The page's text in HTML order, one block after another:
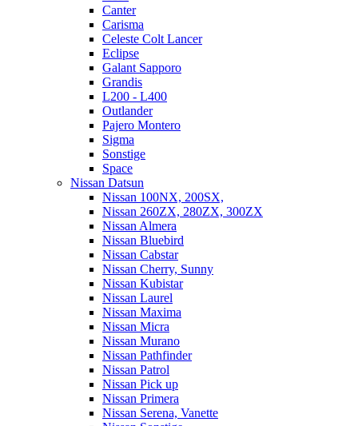
Canter
Carisma
Celeste Colt Lancer
Eclipse
Galant Sapporo
Grandis
L200 - L400
Outlander
Pajero Montero
Sigma
Sonstige
Space
Nissan Datsun
Nissan 100NX, 200SX,
Nissan 260ZX, 280ZX, 300ZX
Nissan Almera
Nissan Bluebird
Nissan Cabstar
Nissan Cherry, Sunny
Nissan Kubistar
Nissan Laurel
Nissan Maxima
Nissan Micra
Nissan Murano
Nissan Pathfinder
Nissan Patrol
Nissan Pick up
Nissan Primera
Nissan Serena, Vanette